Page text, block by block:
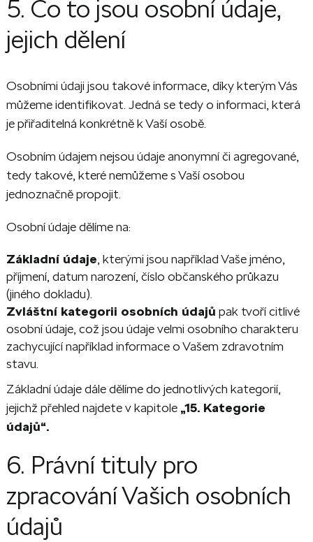
5. Co to jsou osobní údaje,
jejich dělení
Osobními údaji jsou takové informace, díky kterým Vás
můžeme identifikovat. Jedná se tedy o informaci, která
je přiřaditelná konkrétně k Vaší osobě.
Osobním údajem nejsou údaje anonymní či agregované,
tedy takové, které nemůžeme s Vaší osobou
jednoznačně propojit.
Osobní údaje dělíme na:
Základní údaje, kterými jsou například Vaše jméno,
příjmení, datum narození, číslo občanského průkazu
(jiného dokladu).
Zvláštní kategorii osobních údajů pak tvoří citlivé
osobní údaje, což jsou údaje velmi osobního charakteru
zachycující například informace o Vašem zdravotním
stavu.
Základní údaje dále dělíme do jednotlivých kategorií,
jejichž přehled najdete v kapitole „15. Kategorie
údajů“.
6. Právní tituly pro
zpracování Vašich osobních
údajů